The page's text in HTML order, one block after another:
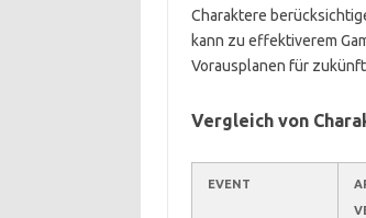
Charaktere
kann zu effektiverem
Vorausplanen für
Vergleich von
EVENT